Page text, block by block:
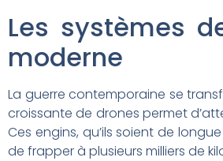
Les systèmes
moderne
La guerre contemporaine se
croissante de drones permet
Ces engins, qu’ils soient de
de frapper à plusieurs milliers de